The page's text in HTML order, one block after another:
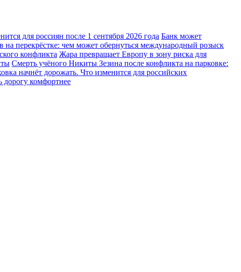
для россиян после 1 сентября 2026 года Банк может
на перекрёстке: чем может обернуться международный розыск
конфликта Жара превращает Европу в зону риска для
Смерть учёного Никиты Зезина после конфликта на парковке:
начнёт дорожать. Что изменится для российских
дорогу комфортнее